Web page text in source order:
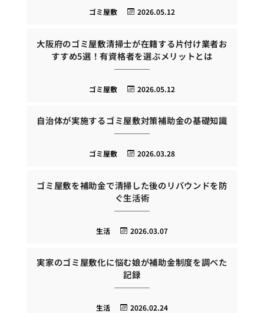
2026.05.12
ゴミ屋敷
大阪府のゴミ屋敷清掃士が在籍する片付け業者お
すすめ5選！有資格者を選ぶメリットとは
2026.05.12
ゴミ屋敷
自治体が実施するゴミ屋敷対策補助金の基礎知識
2026.03.28
ゴミ屋敷
ゴミ屋敷を補助金で清掃した後のリバウンドを防
ぐ生活術
2026.03.07
生活
実家のゴミ屋敷化に悩む娘が補助金制度を調べた
記録
2026.02.24
生活